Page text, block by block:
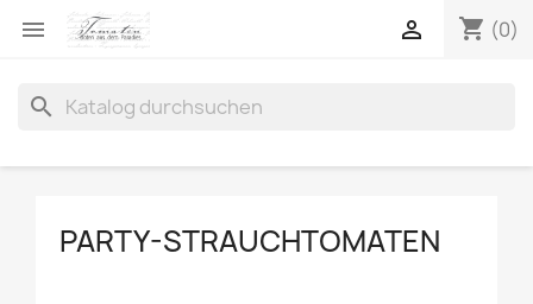
 shopping_cart (0)

search
PARTY-STRAUCHTOMATEN